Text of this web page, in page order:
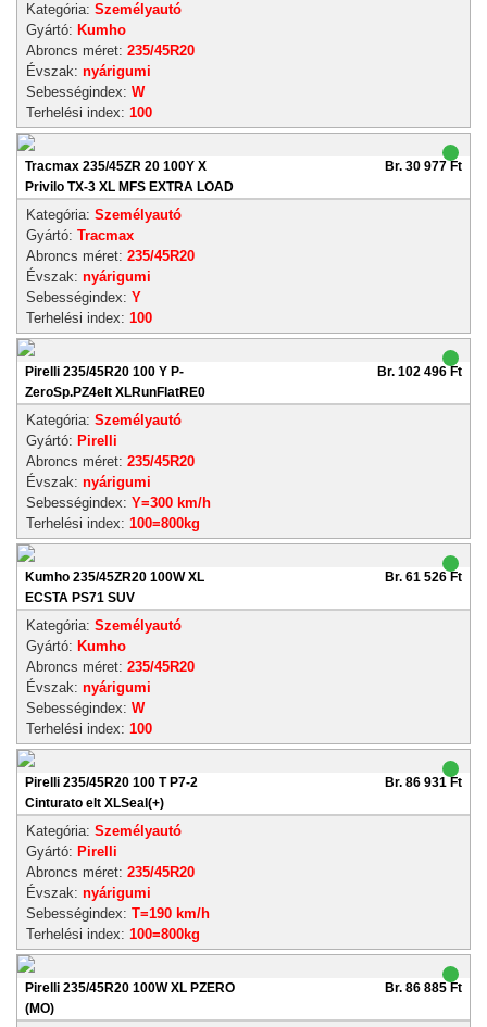
Kategória: Személyautó
Gyártó: Kumho
Abroncs méret: 235/45R20
Évszak: nyárigumi
Sebességindex: W
Terhelési index: 100
Tracmax 235/45ZR 20 100Y X
Privilo TX-3 XL MFS EXTRA LOAD
Br. 30 977 Ft
Kategória: Személyautó
Gyártó: Tracmax
Abroncs méret: 235/45R20
Évszak: nyárigumi
Sebességindex: Y
Terhelési index: 100
Pirelli 235/45R20 100 Y P-
ZeroSp.PZ4elt XLRunFlatRE0
Br. 102 496 Ft
Kategória: Személyautó
Gyártó: Pirelli
Abroncs méret: 235/45R20
Évszak: nyárigumi
Sebességindex: Y=300 km/h
Terhelési index: 100=800kg
Kumho 235/45ZR20 100W XL
ECSTA PS71 SUV
Br. 61 526 Ft
Kategória: Személyautó
Gyártó: Kumho
Abroncs méret: 235/45R20
Évszak: nyárigumi
Sebességindex: W
Terhelési index: 100
Pirelli 235/45R20 100 T P7-2
Cinturato elt XLSeal(+)
Br. 86 931 Ft
Kategória: Személyautó
Gyártó: Pirelli
Abroncs méret: 235/45R20
Évszak: nyárigumi
Sebességindex: T=190 km/h
Terhelési index: 100=800kg
Pirelli 235/45R20 100W XL PZERO
(MO)
Br. 86 885 Ft